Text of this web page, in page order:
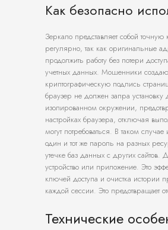
Как безопасно
Зеркало представляет собой
регулярно, так как оригинальные
продолжить работу без потери
учетных данных. Мошенники
криптографическую подпись
браузер не должен запра
изолированном окружении,
настройках браузера, отключая
могут потребоваться. В таком
один и тот же пароль на разных
утечке баз данных с других сайтов.
устройство или приложение. Это
ключей доступа и очистка истории
каждой сессии. Это предотвращает
Технические